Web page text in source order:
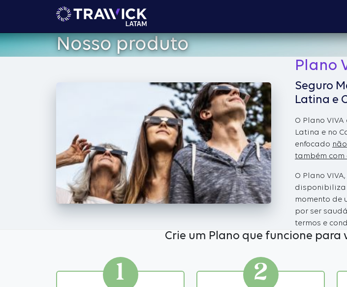
Nosso produto
Plano
Seguro
Latina e
O Plano
Latina e no
enfocado
também com
O Plano
disponibiliza
momento de
por ser
termos e
Crie um Plano que funcione para
1 2